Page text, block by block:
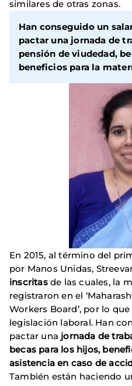
similares de otras zonas.
Han conseguido un
pactar una jornada de
pensión de viudedad,
beneficios para la
En 2015, al término del
por Manos Unidas,
inscritas de las cuales, la
registraron en el
Workers Board’, por lo
legislación laboral. Han
pactar una jornada de
becas para los hijos,
asistencia en caso de
También están haciendo